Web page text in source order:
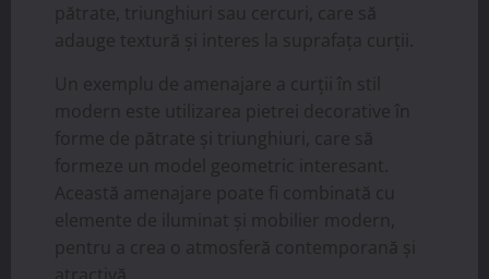
pătrate, triunghiuri sau cercuri, care să
adauge textură și interes la suprafața curții.
Un exemplu de amenajare a curții în stil
modern este utilizarea pietrei decorative în
forme de pătrate și triunghiuri, care să
formeze un model geometric interesant.
Această amenajare poate fi combinată cu
elemente de iluminat și mobilier modern,
pentru a crea o atmosferă contemporană și